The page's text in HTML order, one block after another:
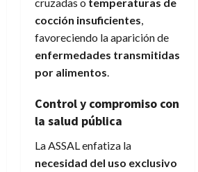
cocción insuficientes,
favoreciendo la aparición de
enfermedades transmitidas
por alimentos.
Control y compromiso con
la salud pública
La ASSAL enfatiza la
necesidad del uso exclusivo